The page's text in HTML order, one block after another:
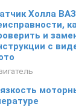
Холла
и
с